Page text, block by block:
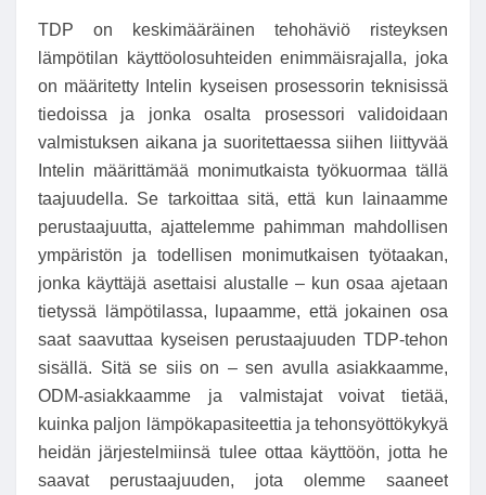
TDP on keskimääräinen tehohäviö risteyksen
lämpötilan käyttöolosuhteiden enimmäisrajalla, joka
on määritetty Intelin kyseisen prosessorin teknisissä
tiedoissa ja jonka osalta prosessori validoidaan
valmistuksen aikana ja suoritettaessa siihen liittyvää
Intelin määrittämää monimutkaista työkuormaa tällä
taajuudella. Se tarkoittaa sitä, että kun lainaamme
perustaajuutta, ajattelemme pahimman mahdollisen
ympäristön ja todellisen monimutkaisen työtaakan,
jonka käyttäjä asettaisi alustalle – kun osaa ajetaan
tietyssä lämpötilassa, lupaamme, että jokainen osa
saat saavuttaa kyseisen perustaajuuden TDP-tehon
sisällä. Sitä se siis on – sen avulla asiakkaamme,
ODM-asiakkaamme ja valmistajat voivat tietää,
kuinka paljon lämpökapasiteettia ja tehonsyöttökykyä
heidän järjestelmiinsä tulee ottaa käyttöön, jotta he
saavat perustaajuuden, jota olemme saaneet